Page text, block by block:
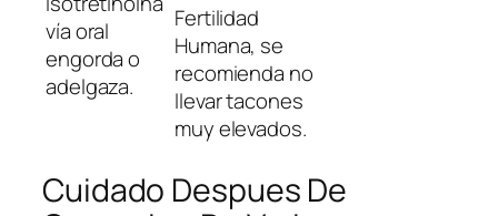
vía oral
engorda o
adelgaza.
Fertilidad
Humana, se
recomienda no
llevar tacones
muy elevados.
Cuidado Despues De